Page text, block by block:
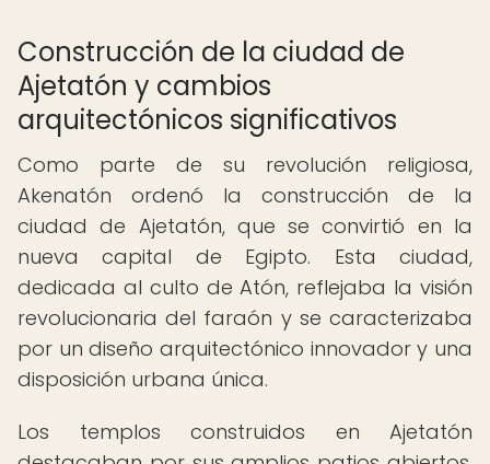
Construcción de la ciudad de
Ajetatón y cambios
arquitectónicos significativos
Como parte de su revolución religiosa,
Akenatón ordenó la construcción de la
ciudad de Ajetatón, que se convirtió en la
nueva capital de Egipto. Esta ciudad,
dedicada al culto de Atón, reflejaba la visión
revolucionaria del faraón y se caracterizaba
por un diseño arquitectónico innovador y una
disposición urbana única.
Los templos construidos en Ajetatón